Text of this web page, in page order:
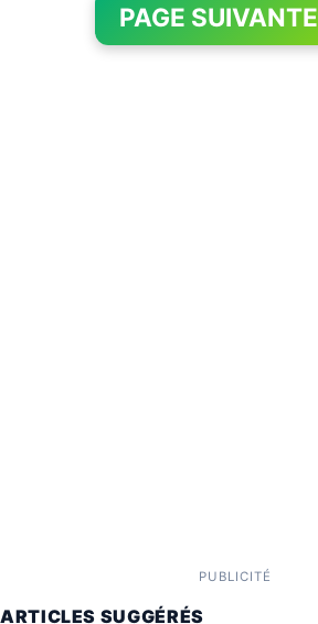
PAGE SUIVANTE
PUBLICITÉ
ARTICLES SUGGÉRÉS